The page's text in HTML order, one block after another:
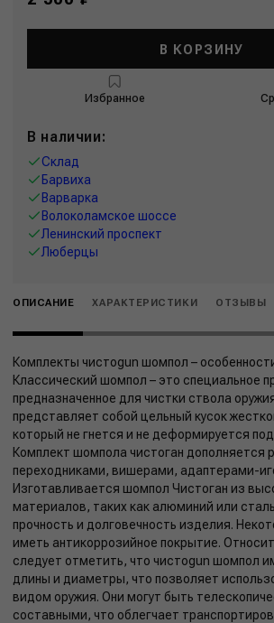
В КОРЗИНУ
Избранное
В наличии:
Склад
Барвиха
Варварка
Волоколамское шоссе
Ленинский проспект
Люберцы
ОПИСАНИЕ ХАРАКТЕРИСТИКИ ОТЗЫВЫ
Комплекты чистоgun шомпол –
Классический шомпол – это специальное
предназначенное для чистки ствола
представляет собой цельный кусок
который не гнется и не деформируется под
Комплект шомпола чистоган дополняется
переходниками, вишерами, адаптерами-
Изготавливается шомпол Чистоган из
материалов, таких как алюминий или
прочность и долговечность изделия.
иметь антикоррозийное покрытие.
следует отметить, что чистоgun шомпол
длины и диаметры, что позволяет
видом оружия. Они могут быть
составными, что облегчает